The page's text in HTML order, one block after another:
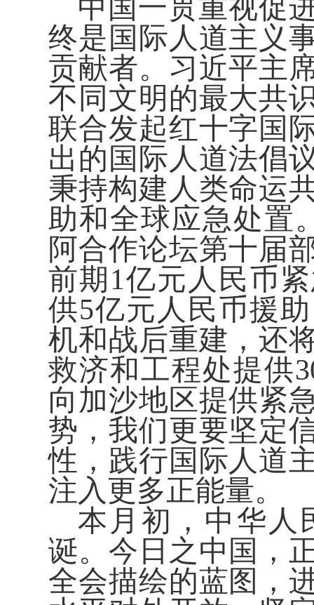
中国一贯重视促
终是国际人道主义
贡献者。习近平主
不同文明的最大共
联合发起红十字国
出的国际人道法倡
秉持构建人类命运
助和全球应急处置
阿合作论坛第十届
前期1亿元人民币
供5亿元人民币援
机和战后重建，还
救济和工程处提供
向加沙地区提供紧
势，我们更要坚定
性，践行国际人道
注入更多正能量。
本月初，中华人
诞。今日之中国，
全会描绘的蓝图，